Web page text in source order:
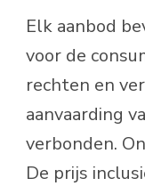
Elk aanbod
voor de
rechten en
aanvaarding
verbonden.
De prijs